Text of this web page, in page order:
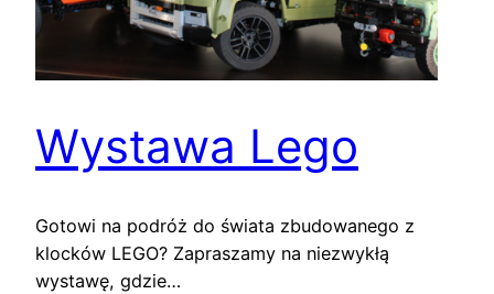
Wystawa Lego
Gotowi na podróż do świata zbudowanego z
klocków LEGO? Zapraszamy na niezwykłą
wystawę, gdzie…